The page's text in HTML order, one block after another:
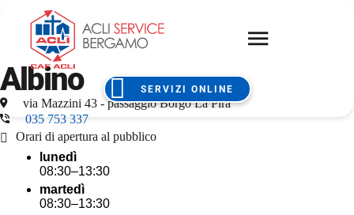
SERVIZI ONLINE
Albino
via Mazzini 43 - passaggio Borgo La Pira
035 753 337
Orari di apertura al pubblico